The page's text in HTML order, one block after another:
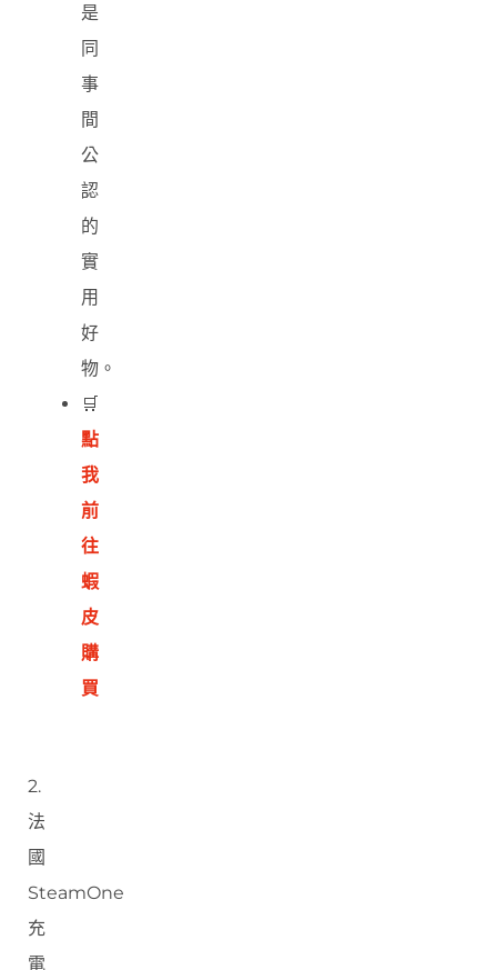
是
同
事
間
公
認
的
實
用
好
物。
🛒
點
我
前
往
蝦
皮
購
買
2.
法
國
SteamOne
充
電